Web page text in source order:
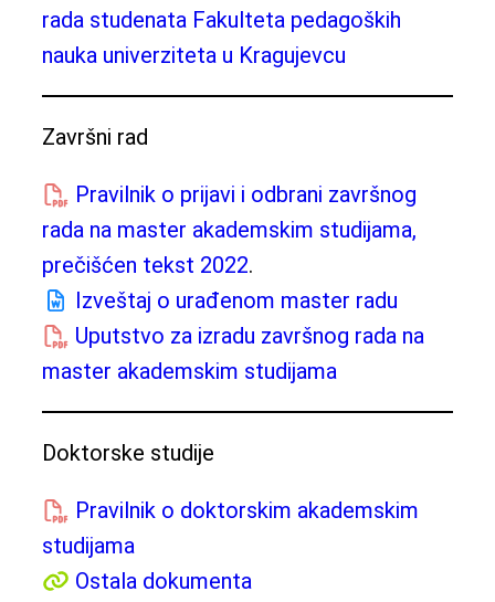
rada studenata Fakulteta pedagoških
nauka univerziteta u Kragujevcu
Završni rad
Pravilnik o prijavi i odbrani završnog
rada na master akademskim studijama,
prečišćen tekst 2022.
Izveštaj o urađenom master radu
Uputstvo za izradu završnog rada na
master akademskim studijama
Doktorske studije
Pravilnik o doktorskim akademskim
studijama
Ostala dokumenta